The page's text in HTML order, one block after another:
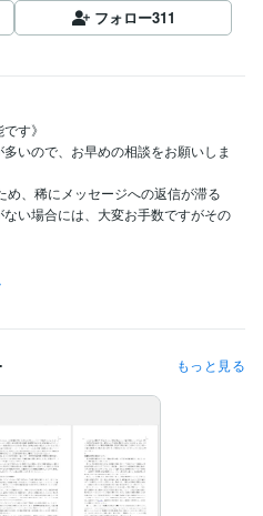
フォロー311
す》
いので、お早めの相談をお願いしま
、稀にメッセージへの返信が滞る
い場合には、大変お手数ですがその
賞
級も所持） 取得年 : 2017年
ザー
験 取得年 : 2021年
年 : 2021年
取得年 : 2021年
もっと見る